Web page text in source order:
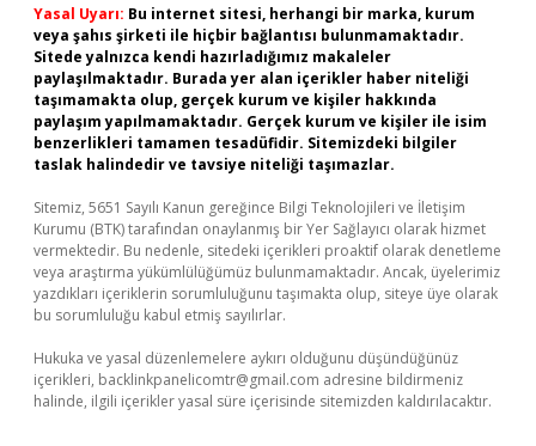
Yasal Uyarı: Bu internet sitesi, herhangi bir marka, kurum
veya şahıs şirketi ile hiçbir bağlantısı bulunmamaktadır.
Sitede yalnızca kendi hazırladığımız makaleler
paylaşılmaktadır. Burada yer alan içerikler haber niteliği
taşımamakta olup, gerçek kurum ve kişiler hakkında
paylaşım yapılmamaktadır. Gerçek kurum ve kişiler ile isim
benzerlikleri tamamen tesadüfidir. Sitemizdeki bilgiler
taslak halindedir ve tavsiye niteliği taşımazlar.
Sitemiz, 5651 Sayılı Kanun gereğince Bilgi Teknolojileri ve İletişim
Kurumu (BTK) tarafından onaylanmış bir Yer Sağlayıcı olarak hizmet
vermektedir. Bu nedenle, sitedeki içerikleri proaktif olarak denetleme
veya araştırma yükümlülüğümüz bulunmamaktadır. Ancak, üyelerimiz
yazdıkları içeriklerin sorumluluğunu taşımakta olup, siteye üye olarak
bu sorumluluğu kabul etmiş sayılırlar.
Hukuka ve yasal düzenlemelere aykırı olduğunu düşündüğünüz
içerikleri, backlinkpanelicomtr@gmail.com adresine bildirmeniz
halinde, ilgili içerikler yasal süre içerisinde sitemizden kaldırılacaktır.